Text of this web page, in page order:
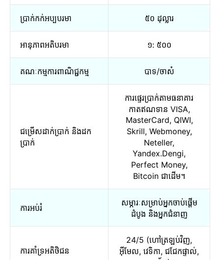
ប្រាក់កក់អប្បបរមា ៥០ ដុល្លារ
អានុភាពអតិបរមា ១: ៥០០
គណៈកម្មការពាណិជ្ជកម្ម បាទ/ចាស៎
ជម្រើសដាក់ប្រាក់ និងដក
ប្រាក់
ការផ្ទេរប្រាក់តាមធនាគារ
កាតឥណទាន VISA,
MasterCard, QIWI,
Skrill, Webmoney,
Neteller,
Yandex.Dengi,
Perfect Money,
Bitcoin ជាដើម។
ការអប់រំ
សម្ភារៈសម្រាប់អ្នកចាប់ផ្តើម
ដំបូង និងអ្នកជំនាញ
ការគាំទ្រអតិថិជន
24/5 (ហៅត្រឡប់វិញ,
អ៊ីមែល, វេទិកា, ជជែកផ្ទាល់,